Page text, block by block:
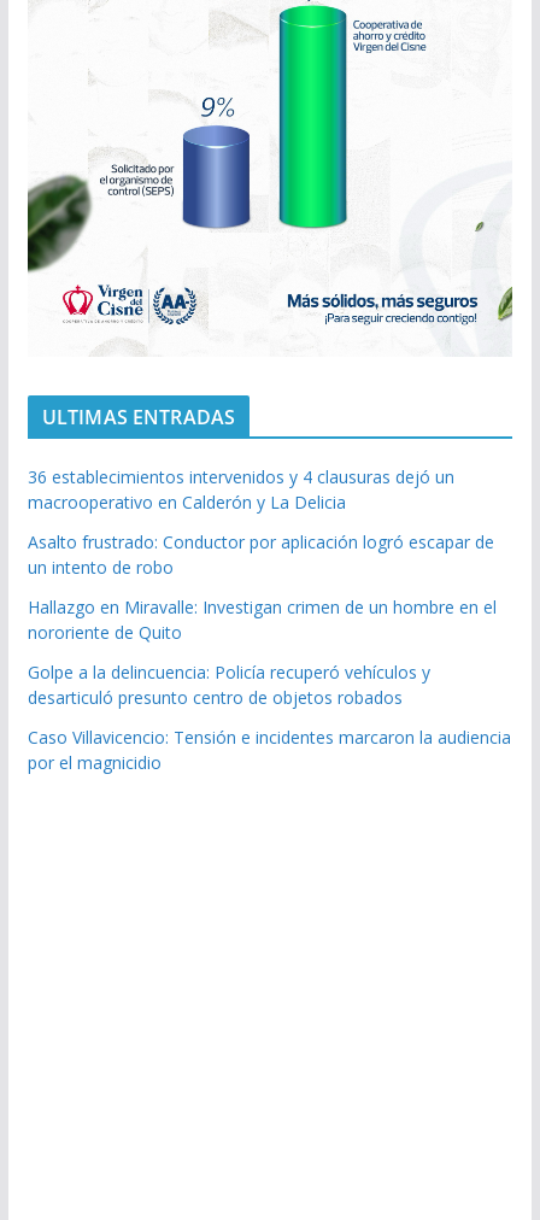
ULTIMAS ENTRADAS
36 establecimientos intervenidos y 4 clausuras dejó un
macrooperativo en Calderón y La Delicia
Asalto frustrado: Conductor por aplicación logró escapar de
un intento de robo
Hallazgo en Miravalle: Investigan crimen de un hombre en el
nororiente de Quito
Golpe a la delincuencia: Policía recuperó vehículos y
desarticuló presunto centro de objetos robados
Caso Villavicencio: Tensión e incidentes marcaron la audiencia
por el magnicidio